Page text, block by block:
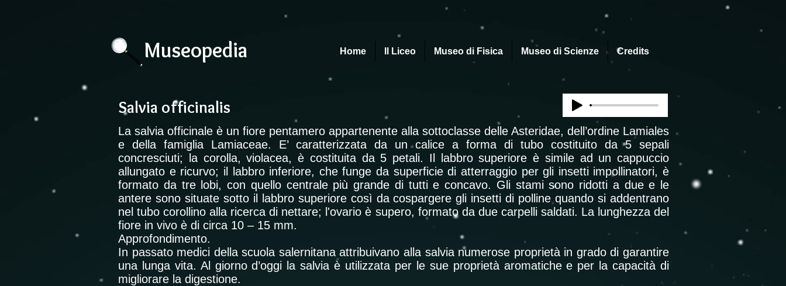
Salvia officinalis
La salvia officinale è un fiore pentamero appartenente alla sottoclasse delle Asteridae, dell’ordine Lamiales
e della famiglia Lamiaceae. E’ caratterizzata da un calice a forma di tubo costituito da 5 sepali
concresciuti; la corolla, violacea, è costituita da 5 petali. Il labbro superiore è simile ad un cappuccio
allungato e ricurvo; il labbro inferiore, che funge da superficie di atterraggio per gli insetti impollinatori, è
formato da tre lobi, con quello centrale più grande di tutti e concavo. Gli stami sono ridotti a due e le
antere sono situate sotto il labbro superiore così da cospargere gli insetti di polline quando si addentrano
nel tubo corollino alla ricerca di nettare; l'ovario è supero, formato da due carpelli saldati. La lunghezza del
fiore in vivo è di circa 10 – 15 mm.
Approfondimento.
In passato medici della scuola salernitana attribuivano alla salvia numerose proprietà in grado di garantire
una lunga vita. Al giorno d’oggi la salvia è utilizzata per le sue proprietà aromatiche e per la capacità di
migliorare la digestione.
Museopedia Home Il Liceo Museo di Fisica Museo di Scienze Credits